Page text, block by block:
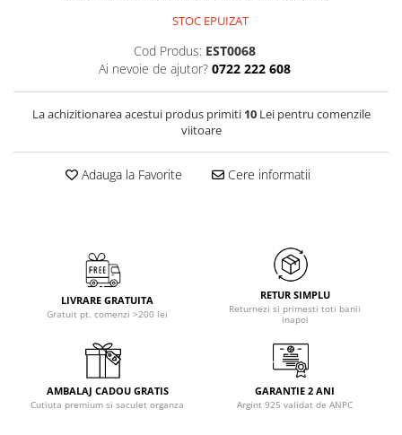
STOC EPUIZAT
Cod Produs: EST0068
Ai nevoie de ajutor? 0722 222 608
La achizitionarea acestui produs primiti 10Lei pentru comenzile
viitoare
Adauga la Favorite Cere informatii
LIVRARE GRATUITA
Gratuit pt. comenzi >200 lei
RETUR SIMPLU
Returnezi si primesti toti banii
inapoi
AMBALAJ CADOU GRATIS
Cutiuta premium si saculet organza
GARANTIE 2 ANI
Argint 925 validat de ANPC